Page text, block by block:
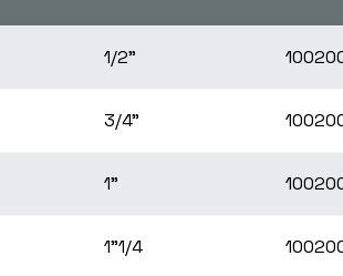
1/2"
3/4"
1"
1"1/4